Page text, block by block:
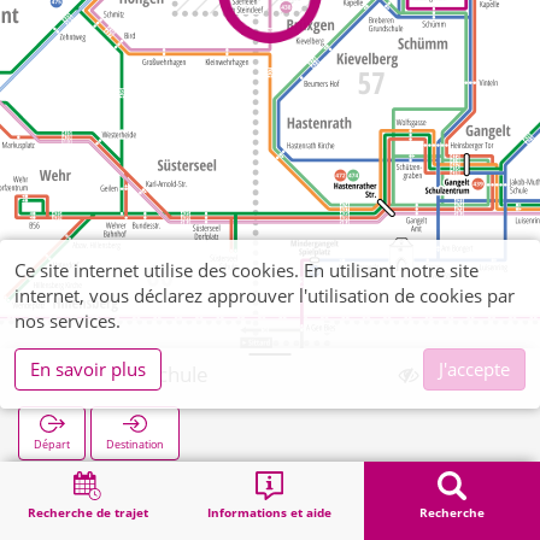
Recherche de trajet Informations et aide Recherche
Saeffelen Schule
Départ Destination
Démarrage Recherche
Ce site internet utilise des cookies. En utilisant notre site
internet, vous déclarez approuver l'utilisation de cookies par
nos services.
En savoir plus
J'accepte